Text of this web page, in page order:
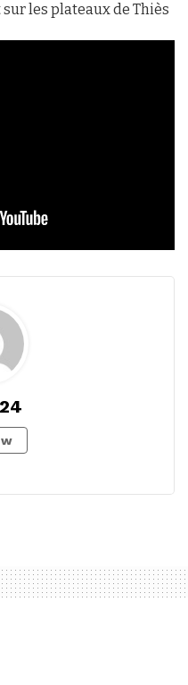
les plateaux de Thiès